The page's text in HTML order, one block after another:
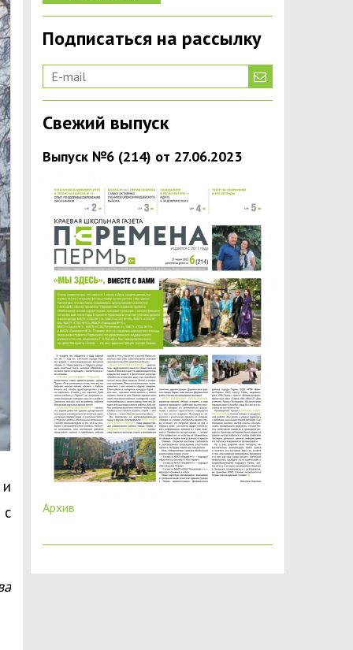
Подписаться на рассылку
Свежий выпуск
Выпуск №6 (214) от 27.06.2023
Архив